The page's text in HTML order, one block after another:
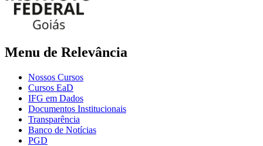
Menu de Relevância
Nossos Cursos
Cursos EaD
IFG em Dados
Documentos Institucionais
Transparência
Banco de Notícias
PGD